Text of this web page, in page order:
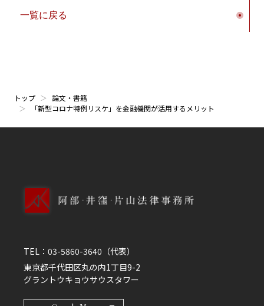
一覧に戻る
トップ
論文・書籍
「新型コロナ特例リスケ」を金融機関が活用するメリット
TEL： 03-5860-3640 （代表）
東京都千代田区丸の内1丁目9-2
グラントウキョウサウスタワー